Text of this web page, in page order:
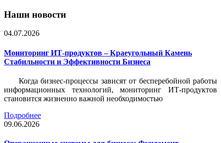
Наши новости
04.07.2026
Мониторинг ИТ-продуктов – Краеугольный Камень
Стабильности и Эффективности Бизнеса
Когда бизнес-процессы зависят от бесперебойной работы
информационных технологий, мониторинг ИТ-продуктов
становится жизненно важной необходимостью
Подробнее
09.06.2026